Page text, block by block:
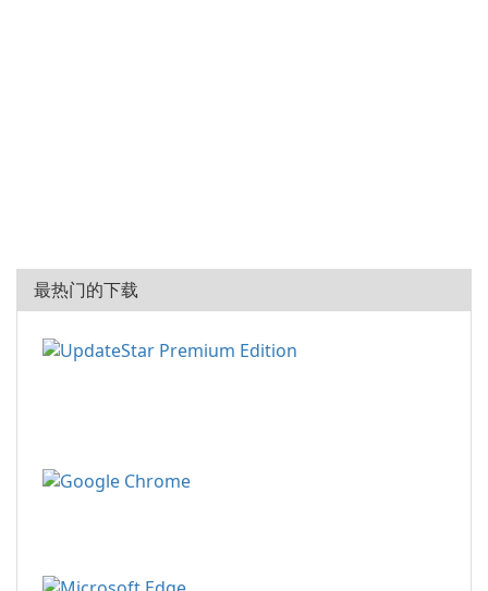
最热门的下载